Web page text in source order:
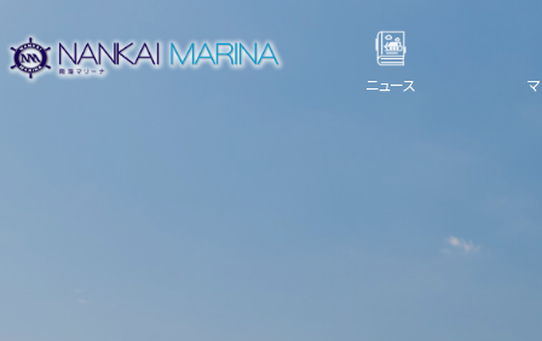
ニュース